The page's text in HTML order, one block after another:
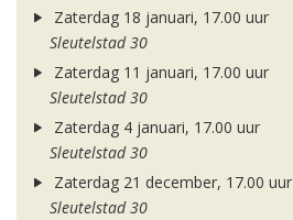
Zaterdag 18 januari, 17.00 uur
Sleutelstad 30
Zaterdag 11 januari, 17.00 uur
Sleutelstad 30
Zaterdag 4 januari, 17.00 uur
Sleutelstad 30
Zaterdag 21 december, 17.00 uur
Sleutelstad 30